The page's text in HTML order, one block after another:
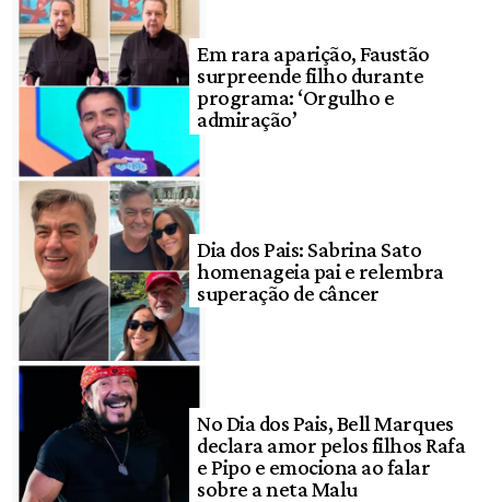
Em rara aparição, Faustão
surpreende filho durante
programa: ‘Orgulho e
admiração’
Dia dos Pais: Sabrina Sato
homenageia pai e relembra
superação de câncer
No Dia dos Pais, Bell Marques
declara amor pelos filhos Rafa
e Pipo e emociona ao falar
sobre a neta Malu